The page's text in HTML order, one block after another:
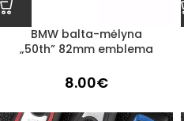
BMW balta-mėlyna
„50th” 82mm emblema
8.00€